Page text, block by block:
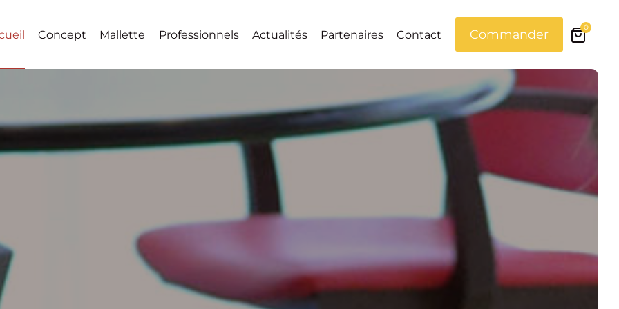
Concept Mallette Professionnels Actualités Partenaires Contact Commander 0